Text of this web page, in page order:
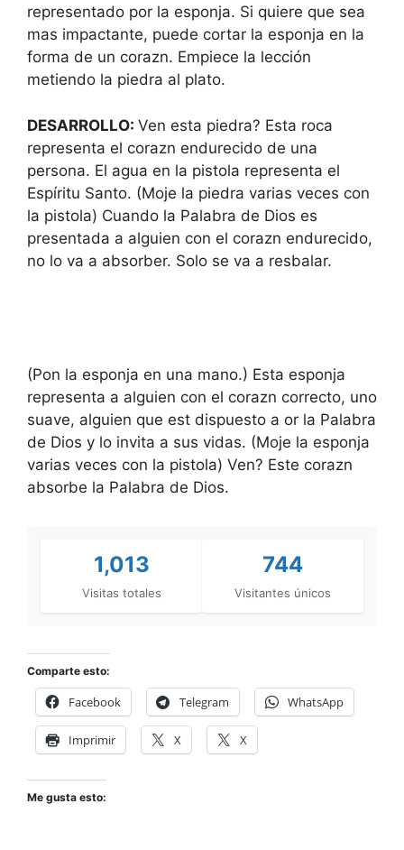
representado por la esponja. Si quiere que sea
mas impactante, puede cortar la esponja en la
forma de un corazn. Empiece la lección
metiendo la piedra al plato.
DESARROLLO: Ven esta piedra? Esta roca
representa el corazn endurecido de una
persona. El agua en la pistola representa el
Espíritu Santo. (Moje la piedra varias veces con
la pistola) Cuando la Palabra de Dios es
presentada a alguien con el corazn endurecido,
no lo va a absorber. Solo se va a resbalar.
(Pon la esponja en una mano.) Esta esponja
representa a alguien con el corazn correcto, uno
suave, alguien que est dispuesto a or la Palabra
de Dios y lo invita a sus vidas. (Moje la esponja
varias veces con la pistola) Ven? Este corazn
absorbe la Palabra de Dios.
1,013
Visitas totales
744
Visitantes únicos
Comparte esto:
Facebook Telegram WhatsApp
Imprimir X X
Me gusta esto: